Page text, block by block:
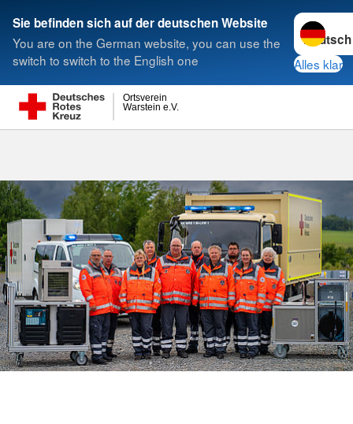
Sie befinden sich auf der deutschen Website
You are on the German website, you can use the
switch to switch to the English one
Sprache
Alles klar
Warstein e.V.
Ortsverein
Suche